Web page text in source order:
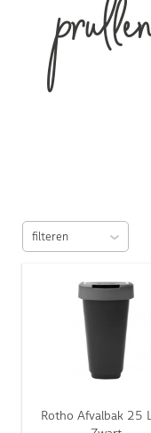
filteren
Rotho Afvalbak 25